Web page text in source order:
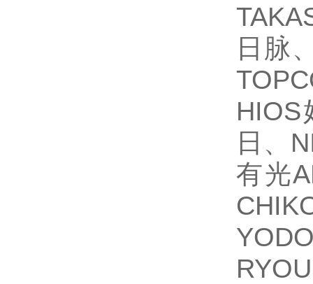
日脉
HIOS
日、
有光